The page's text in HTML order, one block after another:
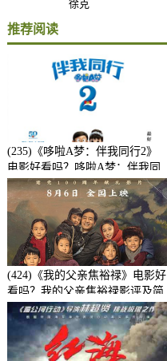
徐克
推荐阅读
(235)《哆啦A梦：伴我同行2》
电影好看吗？哆啦A梦：伴我同
行2影评及简介
(424)《我的父亲焦裕禄》电影好
看吗？我的父亲焦裕禄影评及简